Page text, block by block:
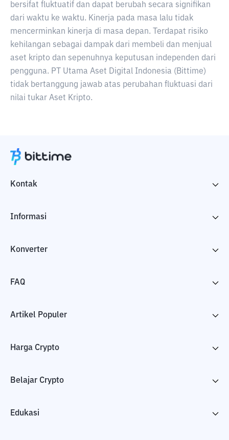
bersifat fluktuatif dan dapat berubah secara signifikan
dari waktu ke waktu. Kinerja pada masa lalu tidak
mencerminkan kinerja di masa depan. Terdapat risiko
kehilangan sebagai dampak dari membeli dan menjual
aset kripto dan sepenuhnya keputusan independen dari
pengguna. PT Utama Aset Digital Indonesia (Bittime)
tidak bertanggung jawab atas perubahan fluktuasi dari
nilai tukar Aset Kripto.
Kontak
Informasi
Konverter
FAQ
Artikel Populer
Harga Crypto
Belajar Crypto
Edukasi